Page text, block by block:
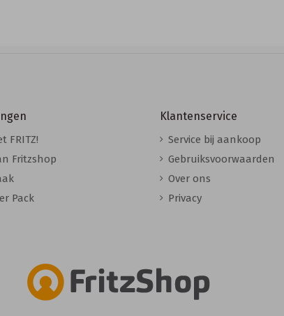
FRITZ!
Fritzshop
Pack
Klantenservice
Service bij aankoop
Gebruiksvoorwaarden
Over ons
Privacy